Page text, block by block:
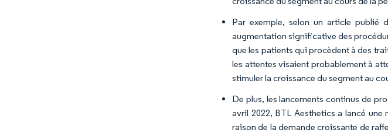
Par exemple, selon un article publié
augmentation significative des
que les patients qui procèdent à des
les attentes visaient probablement à
stimuler la croissance du segment au
De plus, les lancements continus de
avril 2022, BTL Aesthetics a lancé une
raison de la demande croissante de